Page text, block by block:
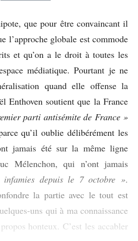
que pour être convaincant il
l’approche globale est commode
et qu’on a le droit à toutes les
médiatique. Pourtant je ne
quand elle offense la
Enthoven soutient que la France
parti antisémite de France »
qu’il oublie délibérément les
jamais été sur la même ligne
Mélenchon, qui n’ont jamais
infamies depuis le 7 octobre ».
la partie avec le tout est
uns qui à ma connaissance
honteux. C’est les accabler